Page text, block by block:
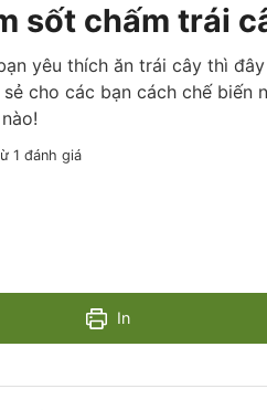
sốt chấm trái
yêu thích ăn trái cây thì
sẻ cho các bạn cách chế biến
1 đánh giá
In